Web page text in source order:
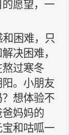
愿望，一
困难，只
决困难，
过寒冬
。小朋友
想体验不
妈妈的
和咕呱一